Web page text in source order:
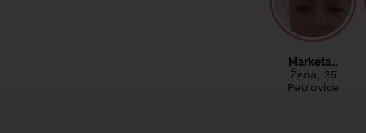
Marketa…
Žena, 35
Petrovice